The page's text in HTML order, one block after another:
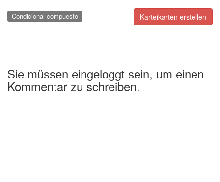
Karteikarten erstellen
Condicional compuesto
Sie müssen eingeloggt sein, um einen
Kommentar zu schreiben.